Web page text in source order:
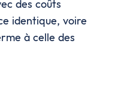
des coûts
identique, voire
à celle des